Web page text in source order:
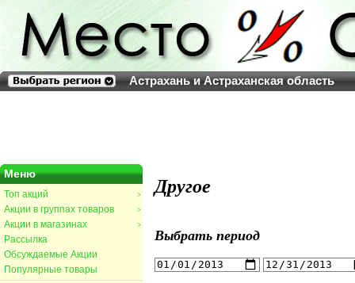
Астрахань и Астраханская область
Меню
>
Топ акций
>
Акции в группах товаров
>
Акции в магазинах
Рассылка
Обсуждаемые Акции
Популярные товары
Другое
Выбрать период